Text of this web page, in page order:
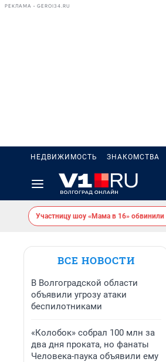
РЕКЛАМА • GEROI34.RU
НЕДВИЖИМОСТЬ ЗНАКОМСТВА
Участницу шоу «Мама в 16» обвинили
ВСЕ НОВОСТИ
В Волгоградской области
объявили угрозу атаки
беспилотниками
«Колобок» собрал 100 млн за
два дня проката, но фанаты
Человека-паука объявили ему